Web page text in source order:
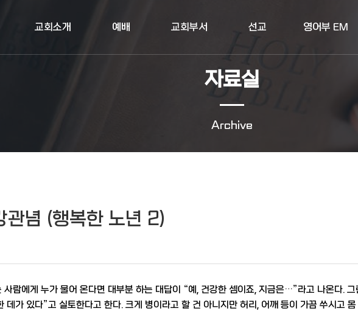
교회소개 예배 교회부서 선교 영어부 EM
자료실
Archive
관념 (행복한 노년 2)
사람에게 누가 물어 온다면 대부분 하는 대답이 “예, 건강한 셈이죠, 지금은…”라고 나온다.
데가 있다”고 실토한다고 한다. 크게 병이라고 할 건 아니지만 허리, 어깨 등이 가끔 쑤시고